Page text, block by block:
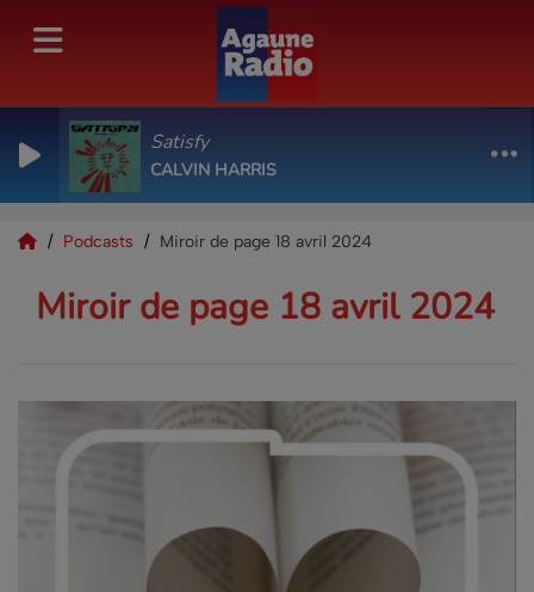
Satisfy
CALVIN HARRIS
Podcasts Miroir de page 18 avril 2024
Miroir de page 18 avril 2024